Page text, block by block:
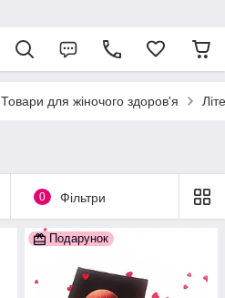
Товари для жіночого здоров'я
0 Фільтри
Подарунок